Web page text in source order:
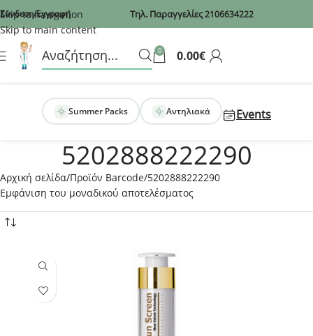
Recaptcha
Skip to navigation
Skip to main content
Σύνδεση/Εγγραφή Τηλ. Παραγγελίες2106634222
0 0.00€
Summer Packs Αντηλιακά Events
5202888222290
Αρχική σελίδα Προϊόν Barcode 5202888222290
Εμφάνιση του μοναδικού αποτελέσματος